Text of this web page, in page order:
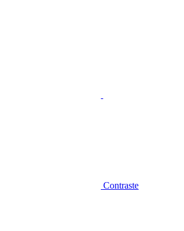
Contraste